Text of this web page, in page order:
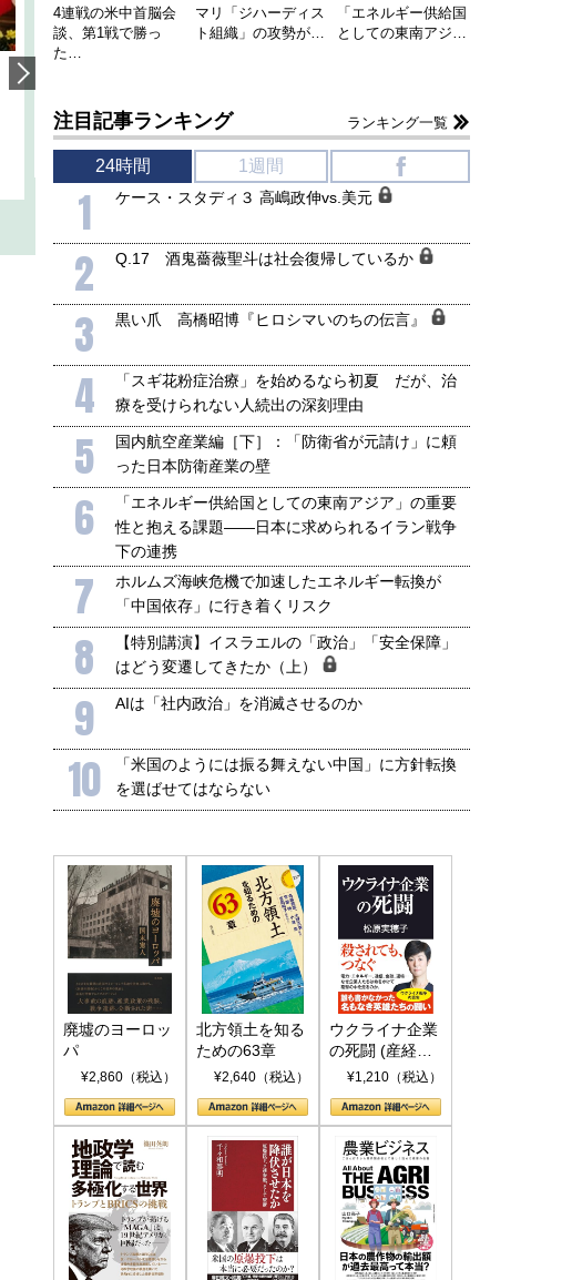
全保障協力の意味
千々和泰明
2026年5月15日
行き着くリスク
小山堅
2026年5月14日
4連戦の米中首脳会
談、第1戦で勝っ
た…
マリ「ジハーディス
ト組織」の攻勢が…
「エネルギー供給国
としての東南アジ…
注目記事ランキング ランキング一覧
24時間 1週間
1 ケース・スタディ３ 高嶋政伸vs.美元
2 Q.17 酒鬼薔薇聖斗は社会復帰しているか
3 黒い爪 高橋昭博『ヒロシマいのちの伝言』
4
「スギ花粉症治療」を始めるなら初夏 だが、治
療を受けられない人続出の深刻理由
5
国内航空産業編［下］：「防衛省が元請け」に頼
った日本防衛産業の壁
6
「エネルギー供給国としての東南アジア」の重要
性と抱える課題――日本に求められるイラン戦争
下の連携
7
ホルムズ海峡危機で加速したエネルギー転換が
「中国依存」に行き着くリスク
8
【特別講演】イスラエルの「政治」「安全保障」
はどう変遷してきたか（上）
9 AIは「社内政治」を消滅させるのか
10
「米国のようには振る舞えない中国」に方針転換
を選ばせてはならない
廃墟のヨーロッ
パ
¥2,860（税込）
北方領土を知る
ための63章
¥2,640（税込）
ウクライナ企業
の死闘 (産経セ
レクト S 039)
¥1,210（税込）